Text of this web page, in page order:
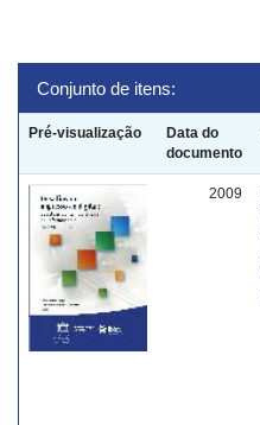
Conjunto de itens:
Pré-visualização
Data do
documento
2009